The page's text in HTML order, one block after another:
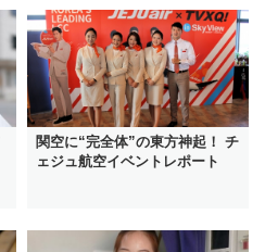
関空に“完全体”の東方神起！ チ
ェジュ航空イベントレポート